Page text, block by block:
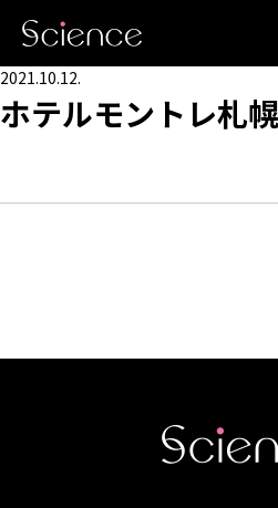
2021.10.12.
ホテルモントレ札幌